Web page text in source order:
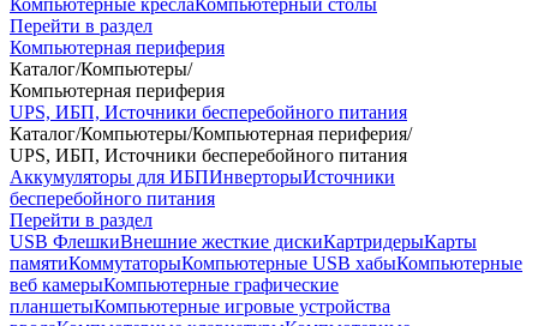
Компьютерные креслаКомпьютерный столы
Перейти в раздел
Компьютерная периферия
Каталог/Компьютеры/
Компьютерная периферия
UPS, ИБП, Источники бесперебойного питания
Каталог/Компьютеры/Компьютерная периферия/
UPS, ИБП, Источники бесперебойного питания
Аккумуляторы для ИБПИнверторыИсточники
бесперебойного питания
Перейти в раздел
USB ФлешкиВнешние жесткие дискиКартридерыКарты
памятиКоммутаторыКомпьютерные USB хабыКомпьютерные
веб камерыКомпьютерные графические
планшетыКомпьютерные игровые устройства